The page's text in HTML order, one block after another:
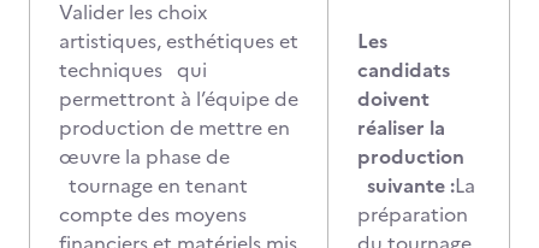
Valider les choix
artistiques, esthétiques et
techniques qui
permettront à l’équipe de
production de mettre en
œuvre la phase de
tournage en tenant
compte des moyens
Les
candidats
doivent
réaliser la
production
suivante :La
préparation